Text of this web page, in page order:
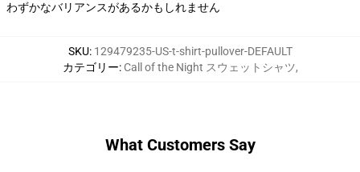
わずかなバリアンスがあるかもしれません
SKU: 129479235-US-t-shirt-pullover-DEFAULT
カテゴリー: Call of the Night スウェットシャツ,
What Customers Say